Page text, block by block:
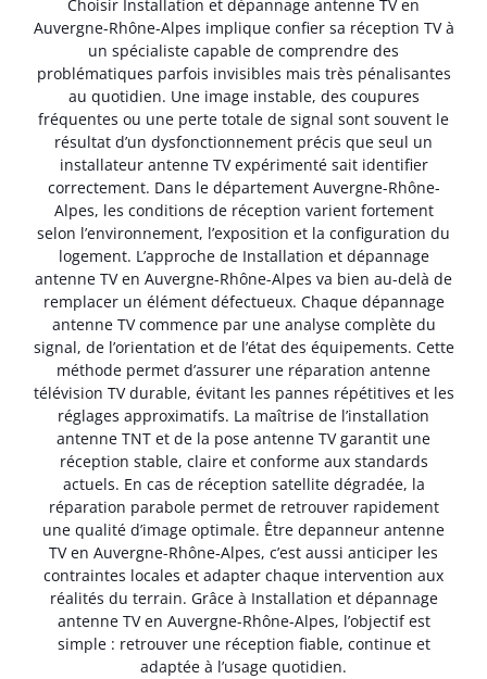
Choisir Installation et dépannage antenne TV en
Auvergne-Rhône-Alpes implique confier sa réception TV à
un spécialiste capable de comprendre des
problématiques parfois invisibles mais très pénalisantes
au quotidien. Une image instable, des coupures
fréquentes ou une perte totale de signal sont souvent le
résultat d’un dysfonctionnement précis que seul un
installateur antenne TV expérimenté sait identifier
correctement. Dans le département Auvergne-Rhône-
Alpes, les conditions de réception varient fortement
selon l’environnement, l’exposition et la configuration du
logement. L’approche de Installation et dépannage
antenne TV en Auvergne-Rhône-Alpes va bien au-delà de
remplacer un élément défectueux. Chaque dépannage
antenne TV commence par une analyse complète du
signal, de l’orientation et de l’état des équipements. Cette
méthode permet d’assurer une réparation antenne
télévision TV durable, évitant les pannes répétitives et les
réglages approximatifs. La maîtrise de l’installation
antenne TNT et de la pose antenne TV garantit une
réception stable, claire et conforme aux standards
actuels. En cas de réception satellite dégradée, la
réparation parabole permet de retrouver rapidement
une qualité d’image optimale. Être depanneur antenne
TV en Auvergne-Rhône-Alpes, c’est aussi anticiper les
contraintes locales et adapter chaque intervention aux
réalités du terrain. Grâce à Installation et dépannage
antenne TV en Auvergne-Rhône-Alpes, l’objectif est
simple : retrouver une réception fiable, continue et
adaptée à l’usage quotidien.